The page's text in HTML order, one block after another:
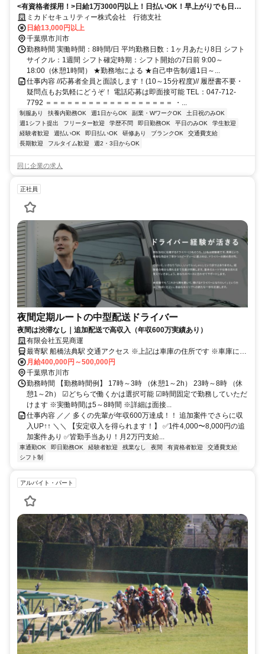
<有資格者採用！>日給1万3000円以上！日払いOK！早上がりでも日給
全額保証！
ミカドセキュリティー株式会社 行徳支社
日給13,000円以上
千葉県市川市
勤務時間 実働時間：8時間/日 平均勤務日数：1ヶ月あたり8日 シフト
サイクル：1週間 シフト確定時期：シフト開始の7日前 9:00～
18:00（休憩1時間） ★勤務地による ★自己申告制/週1日～...
仕事内容 //応募者全員と面談します！(10～15分程度)// 履歴書不要・
疑問点もお気軽にどうぞ！ 電話応募は即面接可能 TEL：047-712-
7792 ＝＝＝＝＝＝＝＝＝＝＝＝＝＝＝＝＝＝ ・...
制服あり 扶養内勤務OK 週1日からOK 副業・WワークOK
土日祝のみOK
週1シフト提出
フリーター歓迎 学歴不問 即日勤務OK 平日のみOK
学生歓迎
経験者歓迎
週払いOK 即日払いOK 研修あり ブランクOK
交通費支給
長期歓迎
フルタイム歓迎 週2・3日からOK
同じ企業の求人
正社員
夜間定期ルートの中型配送ドライバー
夜間は渋滞なし｜追加配送で高収入（年収600万実績あり）
有限会社五晃商運
最寄駅 船橋法典駅 交通アクセス ※上記は車庫の住所です ※車庫に直
接出勤していただきます。 ※JR武蔵野線「船橋法典駅」より車で9分
月給400,000円～500,000円
千葉県市川市
勤務時間 【勤務時間例】 17時～3時 （休憩1～2h） 23時～8時 （休
憩1～2h） ☑どちらで働くかは選択可能 ☑時間固定で勤務していただ
けます ※実働時間は5～8時間 ※詳細は面接...
仕事内容 ／／ 多くの先輩が年収600万達成！！ 追加案件でさらに収
入UP↑↑ ＼＼ 【安定収入を得られます！】 ✅1件4,000〜8,000円の追
加案件あり ✅皆勤手当あり！月2万円支給...
車通勤OK 即日勤務OK 経験者歓迎 残業なし 夜間 有資格者歓迎
交通費支給
シフト制
アルバイト・パート